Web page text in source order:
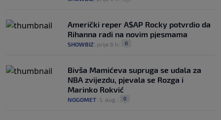
Američki reper A$AP Rocky potvrdio da
Rihanna radi na novim pjesmama
SHOWBIZ prije 6 h 0
Bivša Mamićeva supruga se udala za
NBA zvijezdu, pjevala se Rozga i
Marinko Rokvić
NOGOMET 5. aug. 0